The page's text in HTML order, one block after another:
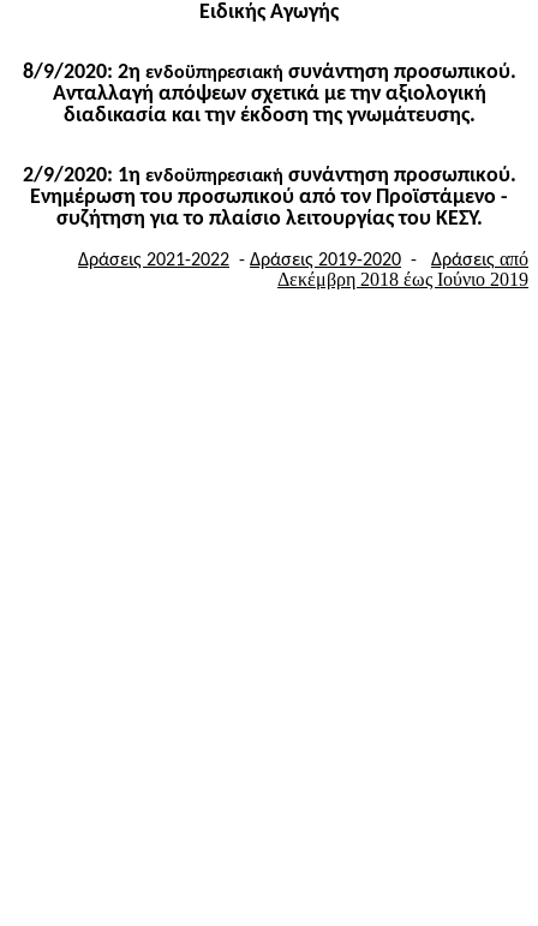
Ειδικής Αγωγής
8/9/2020: 2η ενδοϋπηρεσιακή συνάντηση προσωπικού.
Ανταλλαγή απόψεων σχετικά με την αξιολογική
διαδικασία και την έκδοση της γνωμάτευσης.
2/9/2020: 1η ενδοϋπηρεσιακή συνάντηση προσωπικού.
Ενημέρωση του προσωπικού από τον Προϊστάμενο -
συζήτηση για το πλαίσιο λειτουργίας του ΚΕΣΥ.
Δράσεις 2021-2022 - Δράσεις 2019-2020 - Δράσεις από
Δεκέμβρη 2018 έως Ιούνιο 2019